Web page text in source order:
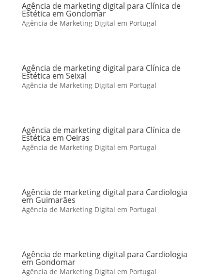
Agência de marketing digital para Clínica de
Estética em Gondomar
Agência de Marketing Digital em Portugal
Agência de marketing digital para Clínica de
Estética em Seixal
Agência de Marketing Digital em Portugal
Agência de marketing digital para Clínica de
Estética em Oeiras
Agência de Marketing Digital em Portugal
Agência de marketing digital para Cardiologia
em Guimarães
Agência de Marketing Digital em Portugal
Agência de marketing digital para Cardiologia
em Gondomar
Agência de Marketing Digital em Portugal